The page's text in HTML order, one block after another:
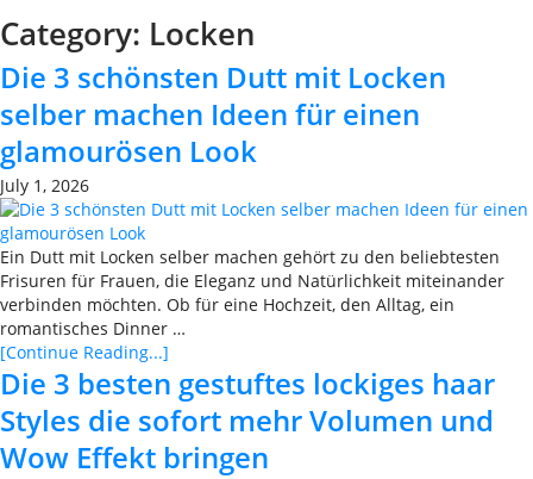
Category: Locken
Die 3 schönsten Dutt mit Locken
selber machen Ideen für einen
glamourösen Look
July 1, 2026
Ein Dutt mit Locken selber machen gehört zu den beliebtesten
Frisuren für Frauen, die Eleganz und Natürlichkeit miteinander
verbinden möchten. Ob für eine Hochzeit, den Alltag, ein
romantisches Dinner …
[Continue Reading...]
Die 3 besten gestuftes lockiges haar
Styles die sofort mehr Volumen und
Wow Effekt bringen